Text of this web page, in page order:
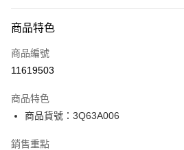
信用卡一次付款
超商取貨付款
Apple Pay
Google Pay
商品特色
商品編號
11619503
商品特色
商品貨號：3Q63A006
銷售重點